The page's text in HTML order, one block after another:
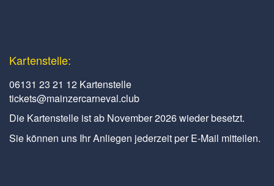
Kartenstelle:
06131 23 21 12 Kartenstelle
tickets@mainzercarneval.club
Die Kartenstelle ist ab November 2026 wieder besetzt.
Sie können uns Ihr Anliegen jederzeit per E-Mail mitteilen.